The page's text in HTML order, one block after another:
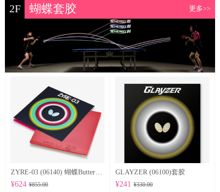
2F 蝴蝶套胶 更多>>
ZYRE-03 (06140) 蝴蝶Butterfly 专业反胶套胶
¥624 ¥855.00
GLAYZER (06100)套胶
¥241 ¥330.00